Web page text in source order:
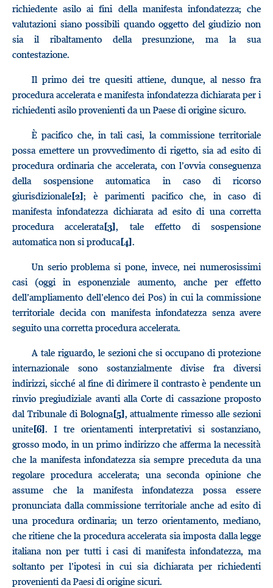
richiedente asilo ai fini della manifesta infondatezza; che
valutazioni siano possibili quando oggetto del giudizio non
sia il ribaltamento della presunzione, ma la sua
contestazione.
Il primo dei tre quesiti attiene, dunque, al nesso fra
procedura accelerata e manifesta infondatezza dichiarata per i
richiedenti asilo provenienti da un Paese di origine sicuro.
È pacifico che, in tali casi, la commissione territoriale
possa emettere un provvedimento di rigetto, sia ad esito di
procedura ordinaria che accelerata, con l’ovvia conseguenza
della sospensione automatica in caso di ricorso
giurisdizionale[2]; è parimenti pacifico che, in caso di
manifesta infondatezza dichiarata ad esito di una corretta
procedura accelerata[3], tale effetto di sospensione
automatica non si produca[4].
Un serio problema si pone, invece, nei numerosissimi
casi (oggi in esponenziale aumento, anche per effetto
dell’ampliamento dell’elenco dei Pos) in cui la commissione
territoriale decida con manifesta infondatezza senza avere
seguito una corretta procedura accelerata.
A tale riguardo, le sezioni che si occupano di protezione
internazionale sono sostanzialmente divise fra diversi
indirizzi, sicché al fine di dirimere il contrasto è pendente un
rinvio pregiudiziale avanti alla Corte di cassazione proposto
dal Tribunale di Bologna[5], attualmente rimesso alle sezioni
unite[6]. I tre orientamenti interpretativi si sostanziano,
grosso modo, in un primo indirizzo che afferma la necessità
che la manifesta infondatezza sia sempre preceduta da una
regolare procedura accelerata; una seconda opinione che
assume che la manifesta infondatezza possa essere
pronunciata dalla commissione territoriale anche ad esito di
una procedura ordinaria; un terzo orientamento, mediano,
che ritiene che la procedura accelerata sia imposta dalla legge
italiana non per tutti i casi di manifesta infondatezza, ma
soltanto per l’ipotesi in cui sia dichiarata per richiedenti
provenienti da Paesi di origine sicuri.